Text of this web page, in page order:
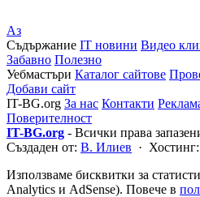
Аз
Съдържание IT новини Видео
Забавно Полезно
Уебмастъри Каталог сайтове
Добави сайт
IT-BG.org За нас Контакти
Поверителност
IT-BG.org - Всички права
Създаден от: В. Илиев · Хостинг:
Използваме бисквитки за
Analytics и AdSense). Повече в